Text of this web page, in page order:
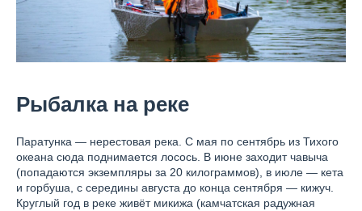
Рыбалка на реке
Паратунка — нерестовая река. С мая по сентябрь из Тихого
океана сюда поднимается лосось. В июне заходит чавыча
(попадаются экземпляры за 20 килограммов), в июле — кета
и горбуша, с середины августа до конца сентября — кижуч.
Круглый год в реке живёт микижа (камчатская радужная